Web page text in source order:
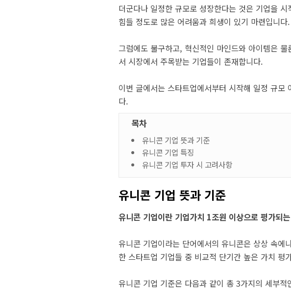
더군다나 일정한 규모로 성장한다는 것은 기업을
힘들 정도로 많은 어려움과 희생이 있기 마련입니다.
그럼에도 불구하고, 혁신적인 마인드와 아이템은
서 시장에서 주목받는 기업들이 존재합니다.
이번 글에서는 스타트업에서부터 시작해 일정 규
다.
목차
유니콘 기업 뜻과 기준
유니콘 기업 특징
유니콘 기업 투자 시 고려사항
유니콘 기업 뜻과 기준
유니콘 기업이란 기업가치 1조원 이상으로 평가되는
유니콘 기업이라는 단어에서의 유니콘은 상상 속
한 스타트업 기업들 중 비교적 단기간 높은 가치 평
유니콘 기업 기준은 다음과 같이 총 3가지의 세부적